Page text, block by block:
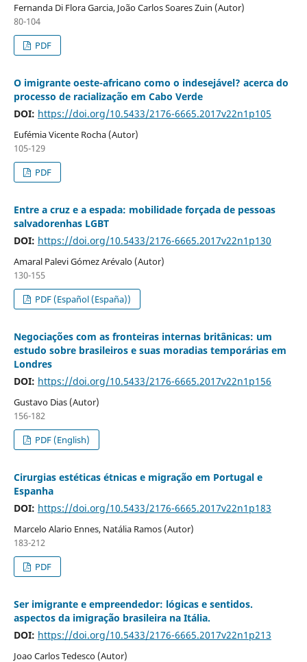
Fernanda Di Flora Garcia, João Carlos Soares Zuin (Autor)
80-104
PDF
O imigrante oeste-africano como o indesejável? acerca do
processo de racialização em Cabo Verde
DOI: https://doi.org/10.5433/2176-6665.2017v22n1p105
Eufémia Vicente Rocha (Autor)
105-129
PDF
Entre a cruz e a espada: mobilidade forçada de pessoas
salvadorenhas LGBT
DOI: https://doi.org/10.5433/2176-6665.2017v22n1p130
Amaral Palevi Gómez Arévalo (Autor)
130-155
PDF (Español (España))
Negociações com as fronteiras internas britânicas: um
estudo sobre brasileiros e suas moradias temporárias em
Londres
DOI: https://doi.org/10.5433/2176-6665.2017v22n1p156
Gustavo Dias (Autor)
156-182
PDF (English)
Cirurgias estéticas étnicas e migração em Portugal e
Espanha
DOI: https://doi.org/10.5433/2176-6665.2017v22n1p183
Marcelo Alario Ennes, Natália Ramos (Autor)
183-212
PDF
Ser imigrante e empreendedor: lógicas e sentidos.
aspectos da imigração brasileira na Itália.
DOI: https://doi.org/10.5433/2176-6665.2017v22n1p213
Joao Carlos Tedesco (Autor)